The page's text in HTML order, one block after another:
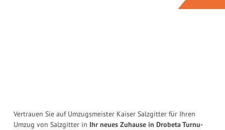
Vertrauen Sie auf Umzugsmeister Kaiser Salzgitter für Ihren
Umzug von Salzgitter in Ihr neues Zuhause in Drobeta Turnu-